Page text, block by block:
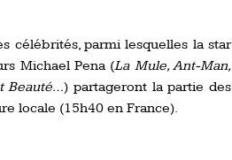
célébrités, parmi lesquelles la star
Michael Pena (La Mule, Ant-Man,
Beauté…) partageront la partie des
locale (15h40 en France).